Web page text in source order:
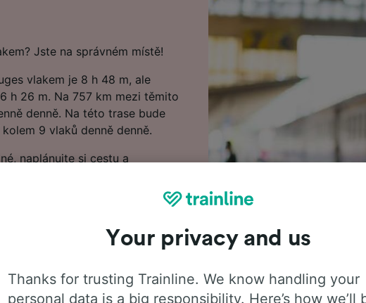
Jste na správném místě!
vlakem je 8 h 48 m, ale
h 26 m. Na 757 km mezi těmito
denně. Na této trase bude
9 vlaků denně denně.
naplánujte si cestu a
Začněte hledat v našem
ceny vlakových jízdenek z
vlakem do Bruges, včetně často
a posledními odjezdy vlaků
jízdenek. Pokud jste připraveni
u nás ještě dnes.
Your privacy and us
Thanks for trusting Trainline. We know handling your
personal data is a big responsibility. Here’s how we’ll